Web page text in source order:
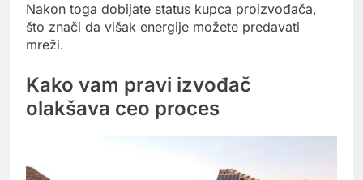
Nakon toga dobijate status kupca proizvođača,
što znači da višak energije možete predavati
mreži.
Kako vam pravi izvođač
olakšava ceo proces